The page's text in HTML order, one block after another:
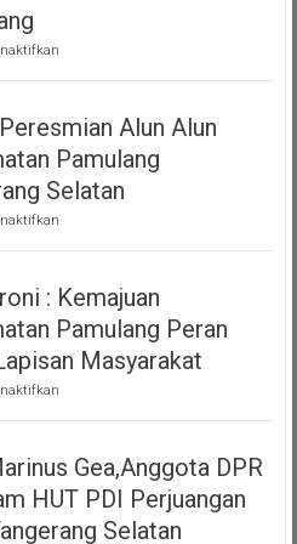
pada
Moyo
Maena
Misa
Inkulturasi
IKKSU
Pamulang
Alun Alun
Pamulang
Selatan
pada
Peresmian
Alun
Kecamatan
Pamulang
Tangerang
Selatan
: Kemajuan
Pamulang Peran
Masyarakat
pada
:
Kecamatan
Pamulang
Peran
Lapisan
Gea,Anggota DPR
HUT PDI Perjuangan
Selatan